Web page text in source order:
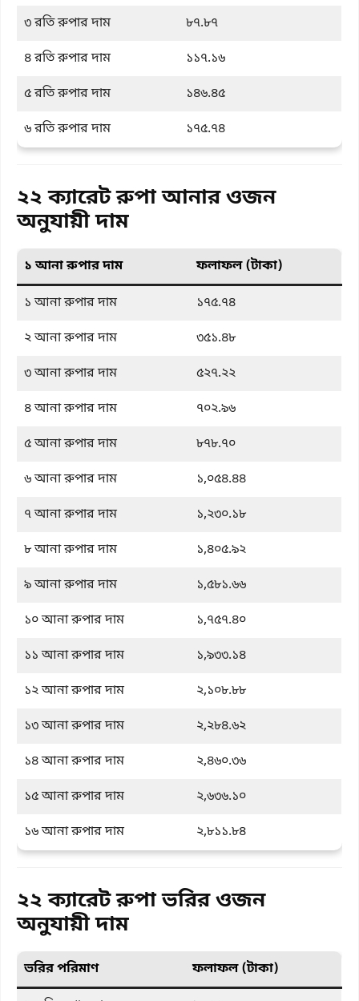
৩ রতি রুপার দাম
৮৭.৮৭
৪ রতি রুপার দাম
১১৭.১৬
৫ রতি রুপার দাম
১৪৬.৪৫
৬ রতি রুপার দাম
১৭৫.৭৪
২২ ক্যারেট রুপা আনার ওজন
অনুযায়ী দাম
১ আনা রুপার দাম ফলাফল (টাকা)
১ আনা রুপার দাম
১৭৫.৭৪
২ আনা রুপার দাম
৩৫১.৪৮
৩ আনা রুপার দাম
৫২৭.২২
৪ আনা রুপার দাম
৭০২.৯৬
৫ আনা রুপার দাম
৮৭৮.৭০
৬ আনা রুপার দাম
১,০৫৪.৪৪
৭ আনা রুপার দাম
১,২৩০.১৮
৮ আনা রুপার দাম
১,৪০৫.৯২
৯ আনা রুপার দাম
১,৫৮১.৬৬
১০ আনা রুপার দাম
১,৭৫৭.৪০
১১ আনা রুপার দাম
১,৯৩৩.১৪
১২ আনা রুপার দাম
২,১০৮.৮৮
১৩ আনা রুপার দাম
২,২৮৪.৬২
১৪ আনা রুপার দাম
২,৪৬০.৩৬
১৫ আনা রুপার দাম
২,৬৩৬.১০
১৬ আনা রুপার দাম
২,৮১১.৮৪
২২ ক্যারেট রুপা ভরির ওজন
অনুযায়ী দাম
ভরির পরিমাণ ফলাফল (টাকা)